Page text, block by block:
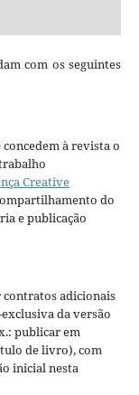
com os seguintes
à revista o
Creative
do
e publicação
adicionais
da versão
publicar em
de livro), com
inicial nesta